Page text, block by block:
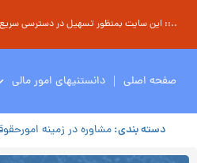
..:: این سایت بمنظور تسهیل در دسترسی سریع
صفحه اصلی دانستنیهای امور مالی
دسته بندی:مشاوره در زمینه